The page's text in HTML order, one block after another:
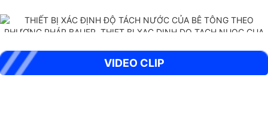
THIẾT BỊ XÁC ĐỊNH ĐỘ TÁCH NƯỚC CỦA BÊ TÔNG THEO PHƯƠNG
PHÁP BAUER
VIDEO CLIP